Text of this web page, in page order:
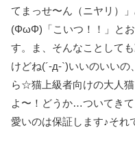
てまっせ〜ん（ニヤリ）
(ΦωΦ)「こいつ！！」とお
す。ま、そんなことして
けどね(´-д-`)いいのいい
ら☆猫上級者向けの大人
よ〜！どうか…ついてき
愛いのは保証します♪そ